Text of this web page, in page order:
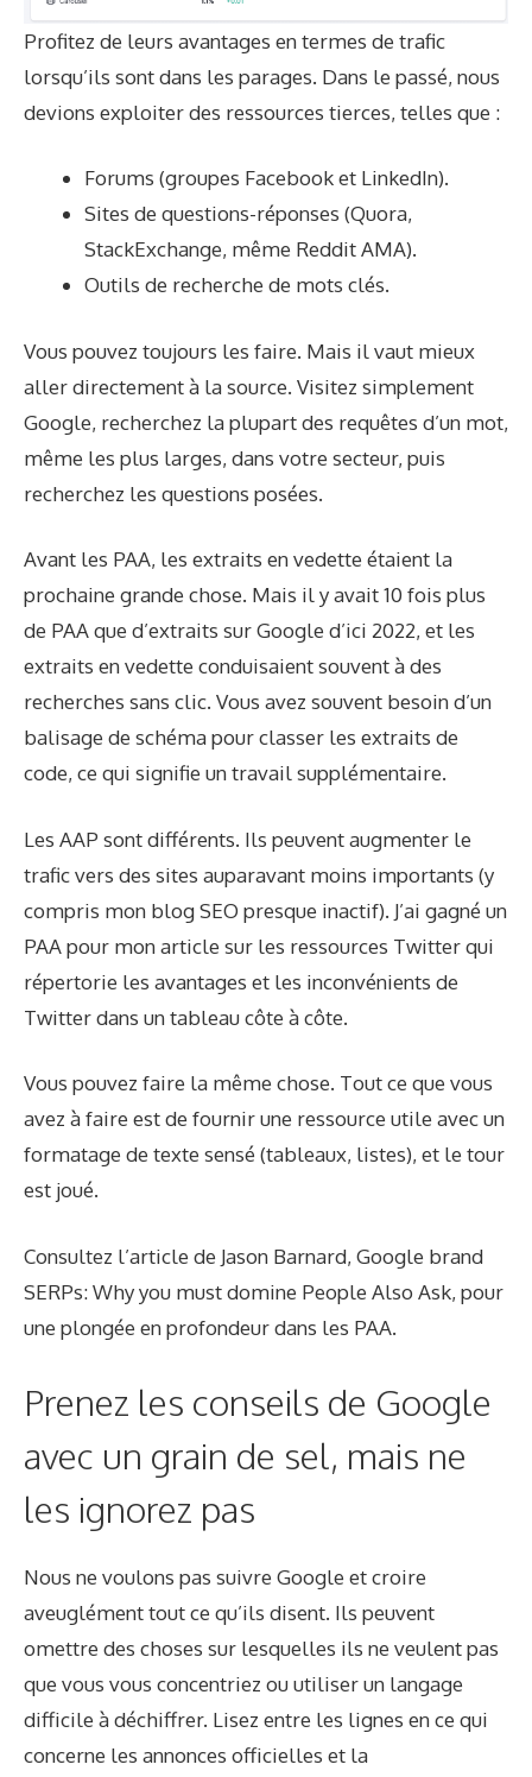
Profitez de leurs avantages en termes de trafic
lorsqu’ils sont dans les parages. Dans le passé, nous
devions exploiter des ressources tierces, telles que :
Forums (groupes Facebook et LinkedIn).
Sites de questions-réponses (Quora,
StackExchange, même Reddit AMA).
Outils de recherche de mots clés.
Vous pouvez toujours les faire. Mais il vaut mieux
aller directement à la source. Visitez simplement
Google, recherchez la plupart des requêtes d’un mot,
même les plus larges, dans votre secteur, puis
recherchez les questions posées.
Avant les PAA, les extraits en vedette étaient la
prochaine grande chose. Mais il y avait 10 fois plus
de PAA que d’extraits sur Google d’ici 2022, et les
extraits en vedette conduisaient souvent à des
recherches sans clic. Vous avez souvent besoin d’un
balisage de schéma pour classer les extraits de
code, ce qui signifie un travail supplémentaire.
Les AAP sont différents. Ils peuvent augmenter le
trafic vers des sites auparavant moins importants (y
compris mon blog SEO presque inactif). J’ai gagné un
PAA pour mon article sur les ressources Twitter qui
répertorie les avantages et les inconvénients de
Twitter dans un tableau côte à côte.
Vous pouvez faire la même chose. Tout ce que vous
avez à faire est de fournir une ressource utile avec un
formatage de texte sensé (tableaux, listes), et le tour
est joué.
Consultez l’article de Jason Barnard, Google brand
SERPs: Why you must domine People Also Ask, pour
une plongée en profondeur dans les PAA.
Prenez les conseils de Google
avec un grain de sel, mais ne
les ignorez pas
Nous ne voulons pas suivre Google et croire
aveuglément tout ce qu’ils disent. Ils peuvent
omettre des choses sur lesquelles ils ne veulent pas
que vous vous concentriez ou utiliser un langage
difficile à déchiffrer. Lisez entre les lignes en ce qui
concerne les annonces officielles et la